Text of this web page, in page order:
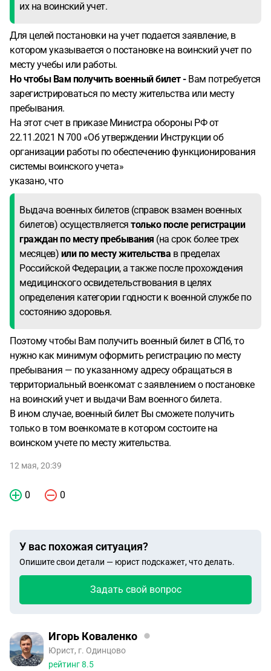
их на воинский учет.
Для целей постановки на учет подается заявление, в
котором указывается о постановке на воинский учет по
месту учебы или работы.
Но чтобы Вам получить военный билет -Вам потребуется
зарегистрироваться по месту жительства или месту
пребывания.
На этот счет в приказе Министра обороны РФ от
22.11.2021 N 700 «Об утверждении Инструкции об
организации работы по обеспечению функционирования
системы воинского учета»
указано, что
Выдача военных билетов (справок взамен военных
билетов) осуществляется только после регистрации
граждан по месту пребывания (на срок более трех
месяцев) или по месту жительства в пределах
Российской Федерации, а также после прохождения
медицинского освидетельствования в целях
определения категории годности к военной службе по
состоянию здоровья.
Поэтому чтобы Вам получить военный билет в СПб, то
нужно как минимум оформить регистрацию по месту
пребывания — по указанному адресу обращаться в
территориальный военкомат с заявлением о постановке
на воинский учет и выдачи Вам военного билета.
В ином случае, военный билет Вы сможете получить
только в том военкомате в котором состоите на
воинском учете по месту жительства.
12 мая, 20:39
0 0
У вас похожая ситуация?
Опишите свои детали — юрист подскажет, что делать.
Задать свой вопрос
Игорь Коваленко
Юрист, г. Одинцово
рейтинг8.5